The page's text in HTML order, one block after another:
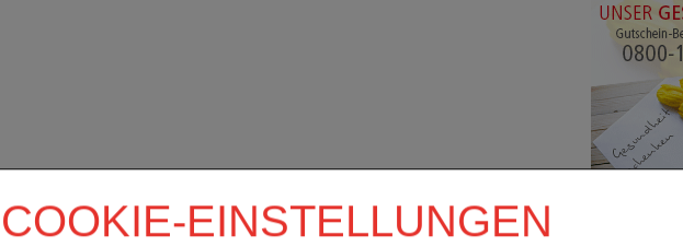
COOKIE-EINSTELLUNGEN